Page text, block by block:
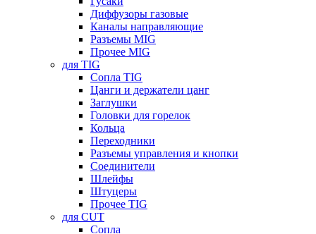
Диффузоры газовые
Каналы направляющие
Разъемы MIG
Прочее MIG
для TIG
Сопла TIG
Цанги и держатели цанг
Заглушки
Головки для горелок
Кольца
Переходники
Разъемы управления и кнопки
Соединители
Шлейфы
Штуцеры
Прочее TIG
для CUT
Сопла